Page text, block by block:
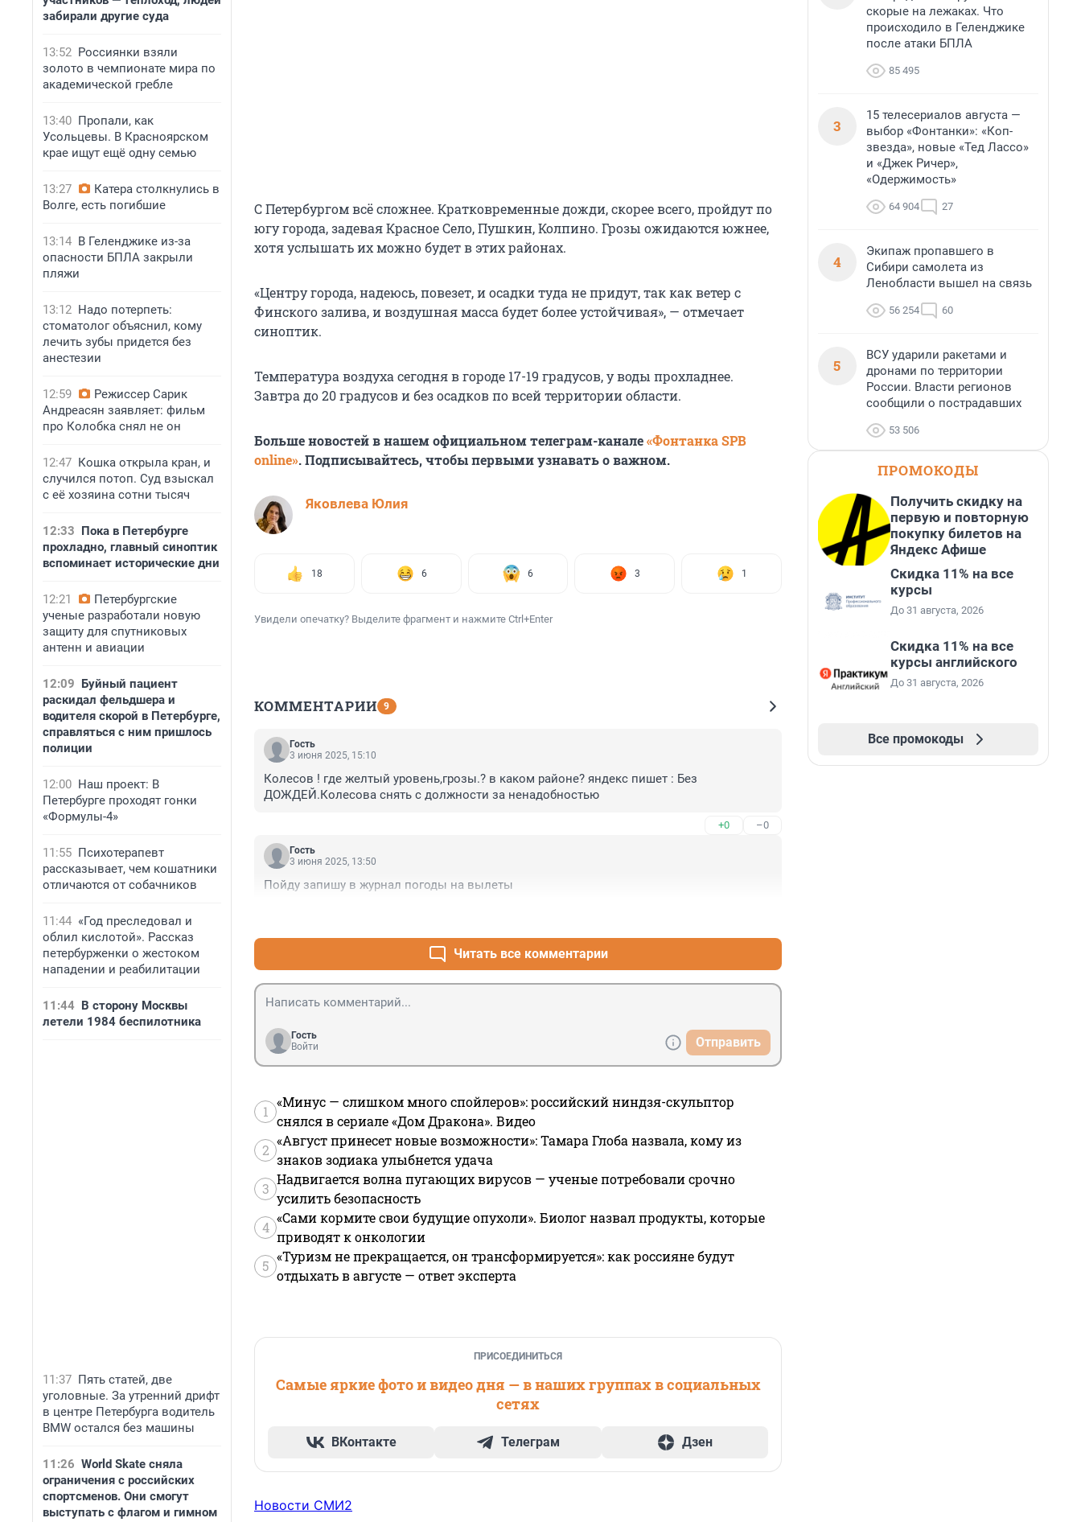
забирали другие суда
13:52 Россиянки взяли
золото в чемпионате мира по
академической гребле
13:40 Пропали, как
Усольцевы. В Красноярском
крае ищут ещё одну семью
13:27
Катера столкнулись в
Волге, есть погибшие
13:14 В Геленджике из-за
опасности БПЛА закрыли
пляжи
13:12 Надо потерпеть:
стоматолог объяснил, кому
лечить зубы придется без
анестезии
12:59
Режиссер Сарик
Андреасян заявляет: фильм
про Колобка снял не он
12:47 Кошка открыла кран, и
случился потоп. Суд взыскал
с её хозяина сотни тысяч
12:33 Пока в Петербурге
прохладно, главный синоптик
вспоминает исторические дни
12:21
Петербургские
ученые разработали новую
защиту для спутниковых
антенн и авиации
12:09 Буйный пациент
раскидал фельдшера и
водителя скорой в Петербурге,
справляться с ним пришлось
полиции
12:00 Наш проект: В
Петербурге проходят гонки
«Формулы-4»
11:55 Психотерапевт
рассказывает, чем кошатники
отличаются от собачников
11:44 «Год преследовал и
облил кислотой». Рассказ
петербурженки о жестоком
нападении и реабилитации
11:44 В сторону Москвы
летели 1984 беспилотника
11:37 Пять статей, две
уголовные. За утренний дрифт
в центре Петербурга водитель
BMW остался без машины
11:26 World Skate сняла
ограничения с российских
спортсменов. Они смогут
выступать с флагом и гимном
С Петербургом всё сложнее. Кратковременные дожди, скорее всего, пройдут по
югу города, задевая Красное Село, Пушкин, Колпино. Грозы ожидаются южнее,
хотя услышать их можно будет в этих районах.
«Центру города, надеюсь, повезет, и осадки туда не придут, так как ветер с
Финского залива, и воздушная масса будет более устойчивая», — отмечает
синоптик.
Температура воздуха сегодня в городе 17-19 градусов, у воды прохладнее.
Завтра до 20 градусов и без осадков по всей территории области.
Больше новостей в нашем официальном телеграм-канале«Фонтанка SPB
online». Подписывайтесь, чтобы первыми узнавать о важном.
Яковлева Юлия
18 6 6 3 1
Увидели опечатку? Выделите фрагмент и нажмите Ctrl+Enter
КОММЕНТАРИИ 9
Гость
3 июня 2025, 15:10
Колесов ! где желтый уровень,грозы.? в каком районе? яндекс пишет : Без
ДОЖДЕЙ.Колесова снять с должности за ненадобностью
+0 –0
Гость
3 июня 2025, 13:50
Пойду запишу в журнал погоды на вылеты
Читать все комментарии
Гость
Войти
Отправить
1
«Минус — слишком много спойлеров»: российский ниндзя-скульптор
снялся в сериале «Дом Дракона». Видео
2
«Август принесет новые возможности»: Тамара Глоба назвала, кому из
знаков зодиака улыбнется удача
3
Надвигается волна пугающих вирусов — ученые потребовали срочно
усилить безопасность
4
«Сами кормите свои будущие опухоли». Биолог назвал продукты, которые
приводят к онкологии
5
«Туризм не прекращается, он трансформируется»: как россияне будут
отдыхать в августе — ответ эксперта
ПРИСОЕДИНИТЬСЯ
Самые яркие фото и видео дня — в наших группах в социальных
сетях
ВКонтакте Телеграм Дзен
Новости СМИ2
скорые на лежаках. Что
происходило в Геленджике
после атаки БПЛА
85 495
3
15 телесериалов августа —
выбор «Фонтанки»: «Коп-
звезда», новые «Тед Лассо»
и «Джек Ричер»,
«Одержимость»
64 904 27
4
Экипаж пропавшего в
Сибири самолета из
Ленобласти вышел на связь
56 254 60
5
ВСУ ударили ракетами и
дронами по территории
России. Власти регионов
сообщили о пострадавших
53 506
ПРОМОКОДЫ
Получить скидку на
первую и повторную
покупку билетов на
Яндекс Афише
Скидка 11% на все
курсы
До 31 августа, 2026
Скидка 11% на все
курсы английского
До 31 августа, 2026
Все промокоды